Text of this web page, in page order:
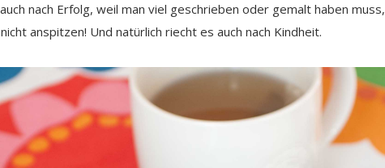
nach Erfolg, weil man viel geschrieben oder gemalt haben muss,
anspitzen! Und natürlich riecht es auch nach Kindheit.